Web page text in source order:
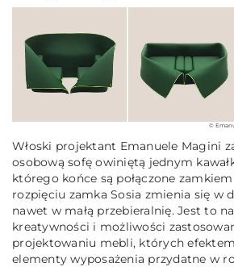
©
Włoski projektant Emanuele Magini
osobową sofę owiniętą jednym
którego końce są połączone
rozpięciu zamka Sosia zmienia się w
nawet w małą przebieralnię. Jest to
kreatywności i możliwości
projektowaniu mebli, których
elementy wyposażenia przydatne w